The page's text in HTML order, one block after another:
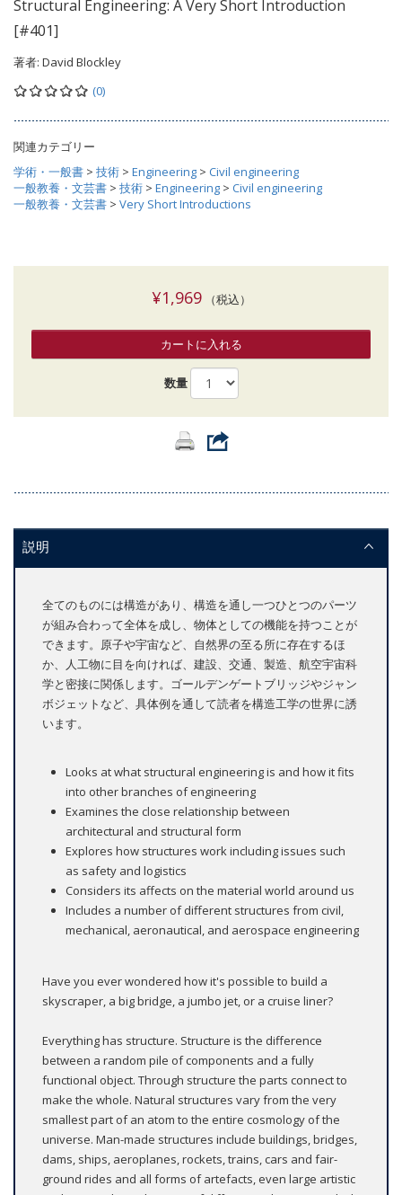
Structural Engineering: A Very Short Introduction
[#401]
著者: David Blockley
(0)
関連カテゴリー
学術・一般書 > 技術 > Engineering > Civil engineering
一般教養・文芸書 > 技術 > Engineering > Civil engineering
一般教養・文芸書 > Very Short Introductions
¥1,969（税込）
カートに入れる
数量
説明
全てのものには構造があり、構造を通し一つひとつのパーツ
が組み合わって全体を成し、物体としての機能を持つことが
できます。原子や宇宙など、自然界の至る所に存在するほ
か、人工物に目を向ければ、建設、交通、製造、航空宇宙科
学と密接に関係します。ゴールデンゲートブリッジやジャン
ボジェットなど、具体例を通して読者を構造工学の世界に誘
います。
Looks at what structural engineering is and how it fits
into other branches of engineering
Examines the close relationship between
architectural and structural form
Explores how structures work including issues such
as safety and logistics
Considers its affects on the material world around us
Includes a number of different structures from civil,
mechanical, aeronautical, and aerospace engineering
Have you ever wondered how it's possible to build a
skyscraper, a big bridge, a jumbo jet, or a cruise liner?
Everything has structure. Structure is the difference
between a random pile of components and a fully
functional object. Through structure the parts connect to
make the whole. Natural structures vary from the very
smallest part of an atom to the entire cosmology of the
universe. Man-made structures include buildings, bridges,
dams, ships, aeroplanes, rockets, trains, cars and fair-
ground rides and all forms of artefacts, even large artistic